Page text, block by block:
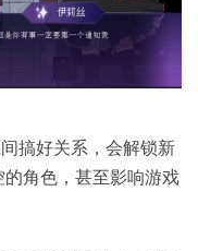
搞好关系，会解锁新
角色，甚至影响游戏